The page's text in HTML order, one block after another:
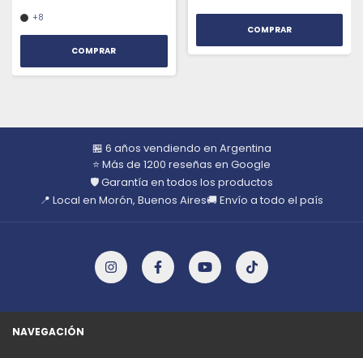
+8
COMPRAR
🏪 6 años vendiendo en Argentina
⭐ Más de 1200 reseñas en Google
🛡️ Garantía en todos los productos
📍 Local en Morón, Buenos Aires🚚 Envío a todo el país
NAVEGACIÓN